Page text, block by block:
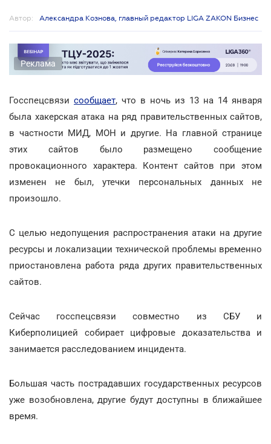
Автор: Александра Кознова, главный редактор LIGA ZAKON Бизнес
Реклама
Госспецсвязи сообщает, что в ночь из 13 на 14 января
была хакерская атака на ряд правительственных сайтов,
в частности МИД, МОН и другие. На главной странице
этих сайтов было размещено сообщение
провокационного характера. Контент сайтов при этом
изменен не был, утечки персональных данных не
произошло.
С целью недопущения распространения атаки на другие
ресурсы и локализации технической проблемы временно
приостановлена работа ряда других правительственных
сайтов.
Сейчас госспецсвязи совместно из СБУ и
Киберполицией собирает цифровые доказательства и
занимается расследованием инцидента.
Большая часть пострадавших государственных ресурсов
уже возобновлена, другие будут доступны в ближайшее
время.